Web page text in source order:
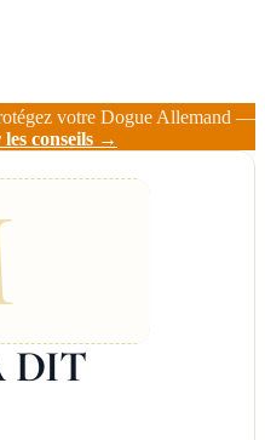
votre Dogue Allemand —
conseils →
DIT